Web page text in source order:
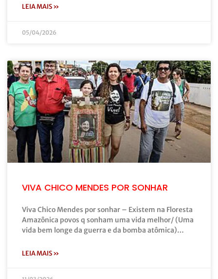
LEIA MAIS »
05/04/2026
VIVA CHICO MENDES POR SONHAR
Viva Chico Mendes por sonhar – Existem na Floresta
Amazônica povos q sonham uma vida melhor/ (Uma
vida bem longe da guerra e da bomba atômica)…
LEIA MAIS »